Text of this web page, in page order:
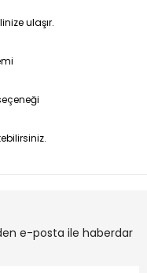
ulaşır.
e-posta ile haberdar